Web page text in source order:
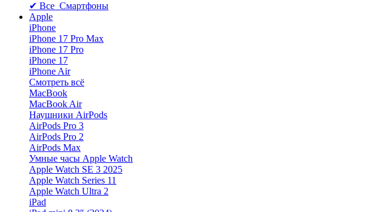
✔ Все Смартфоны
Apple
iPhone
iPhone 17 Pro Max
iPhone 17 Pro
iPhone 17
iPhone Air
Смотреть всё
MacBook
MacBook Air
Наушники AirPods
AirPods Pro 3
AirPods Pro 2
AirPods Max
Умные часы Apple Watch
Apple Watch SE 3 2025
Apple Watch Series 11
Apple Watch Ultra 2
iPad